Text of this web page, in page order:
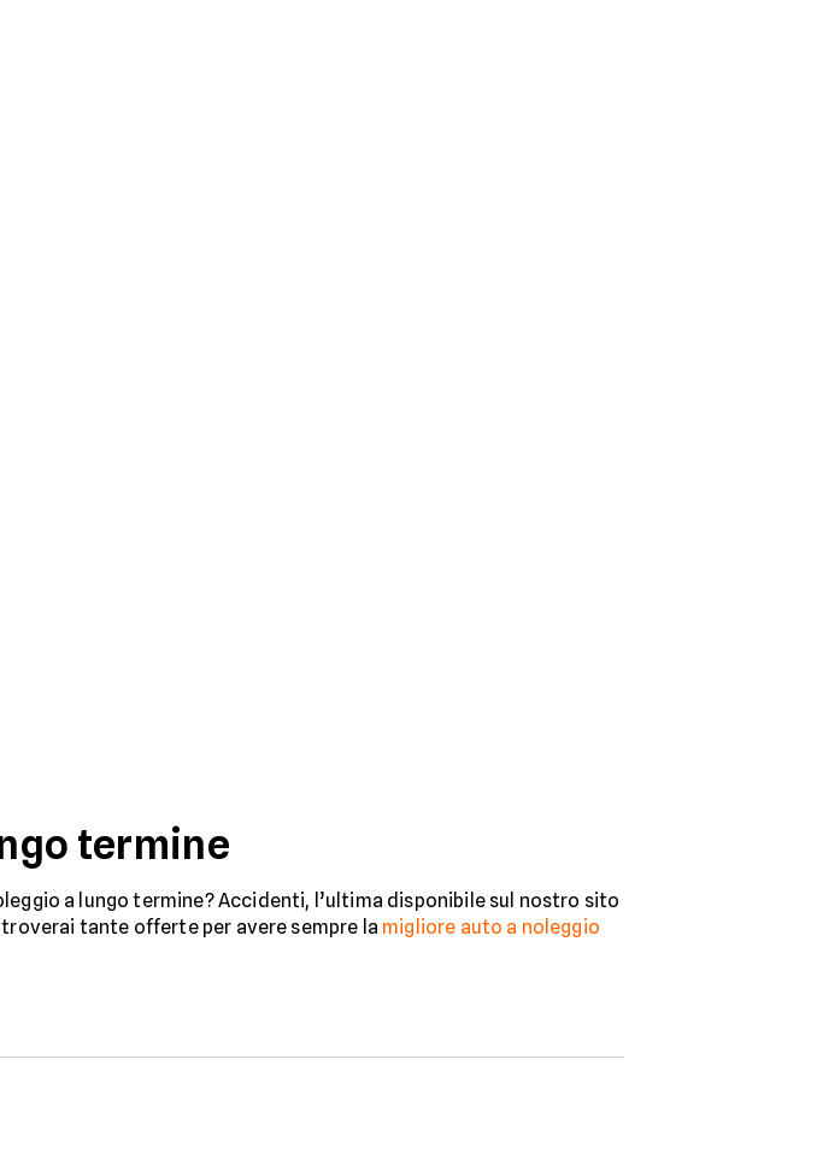
termine
a lungo termine? Accidenti, l’ultima disponibile sul nostro sito
tante offerte per avere sempre la migliore auto a noleggio